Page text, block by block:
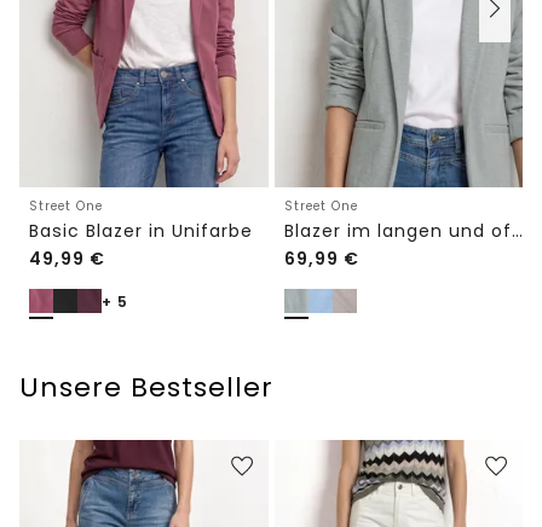
Street One
Basic Blazer in Unifarbe
49,99 €
+ 5
Street One
Blazer im langen und offenen Schnitt
69,99 €
Unsere Bestseller